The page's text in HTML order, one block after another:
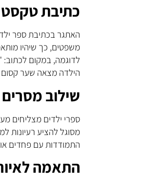
כתיבת טקסט
האתגר בכתיבת ספר
משפטים, כך שיהיו
הילדה מצאה שער קסום
שילוב מסרים
מסוגל להציע רעיונות
התמודדות עם פחדים
התאמה